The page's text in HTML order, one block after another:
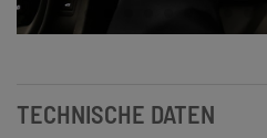
TECHNISCHE DATEN